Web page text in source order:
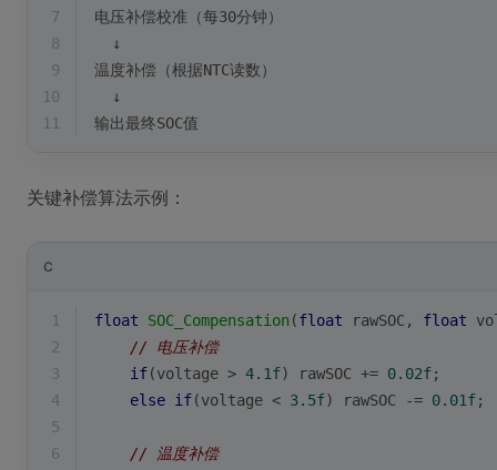
7
电压补偿校准（每30分钟）
8
  ↓
9
温度补偿（根据NTC读数）
10
  ↓
11
输出最终SOC值
关键补偿算法示例：
C
1 float SOC_Compensation(float rawSOC, float
2
// 电压补偿
3
if(voltage > 4.1f) rawSOC += 0.02f;
4
else if(voltage < 3.5f) rawSOC -= 0.01f;
5
6
// 温度补偿